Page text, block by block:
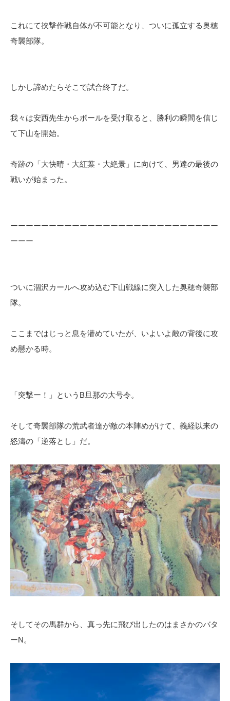
これにて挟撃作戦自体が不可能となり、ついに孤立する奥穂
奇襲部隊。
しかし諦めたらそこで試合終了だ。
我々は安西先生からボールを受け取ると、勝利の瞬間を信じ
て下山を開始。
奇跡の「大快晴・大紅葉・大絶景」に向けて、男達の最後の
戦いが始まった。
ーーーーーーーーーーーーーーーーーーーーーーーーーーー
ーーー
ついに涸沢カールへ攻め込む下山戦線に突入した奥穂奇襲部
隊。
ここまではじっと息を潜めていたが、いよいよ敵の背後に攻
め懸かる時。
「突撃ー！」というB旦那の大号令。
そして奇襲部隊の荒武者達が敵の本陣めがけて、義経以来の
怒濤の「逆落とし」だ。
そしてその馬群から、真っ先に飛び出したのはまさかのバタ
ーN。